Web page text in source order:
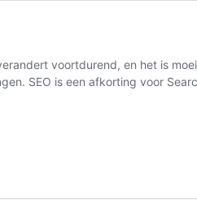
voortdurend, en het is
SEO is een afkorting voor